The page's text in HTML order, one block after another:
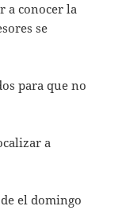
a conocer la
se
para que no
a
el domingo